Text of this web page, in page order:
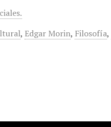
, Edgar Morin, Filosofía,